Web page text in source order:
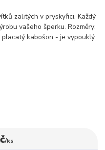
zalitých v pryskyřici. Každý
vašeho šperku. Rozměry:
placatý kabošon - je vypouklý
/ks